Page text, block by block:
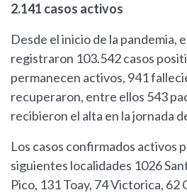
2.141 casos activos
Desde el inicio de la pandemia,
registraron 103.542 casos
permanecen activos, 941
recuperaron, entre ellos 543
recibieron el alta en la jornada
Los casos confirmados activos
siguientes localidades 1026
Pico, 131 Toay, 74 Victorica, 62